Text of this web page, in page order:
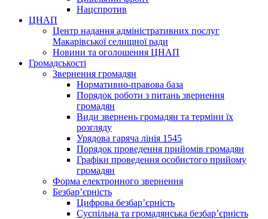
Нацспротив
ЦНАП
Центр надання адміністративних послуг
Макарівської селищної ради
Новини та оголошення ЦНАП
Громадськості
Звернення громадян
Нормативно-правова база
Порядок роботи з питань звернення
громадян
Види звернень громадян та терміни їх
розгляду
Урядова гаряча лінія 1545
Порядок проведення прийомів громадян
Графіки проведення особистого прийому
громадян
Форма електронного звернення
Безбар’єрність
Цифрова безбар’єрність
Суспільна та громадянська безбар’єрність